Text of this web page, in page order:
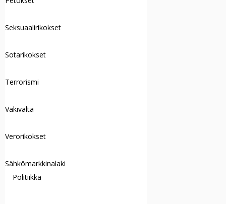
Seksuaalirikokset
Sotarikokset
Terrorismi
Väkivalta
Verorikokset
Sähkömarkkinalaki
Politiikka